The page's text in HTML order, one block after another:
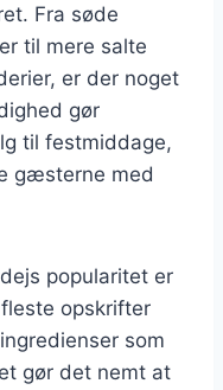
Fra søde
til mere salte
er der noget
gør
til festmiddage,
gæsterne med
popularitet er
opskrifter
som
gør det nemt at